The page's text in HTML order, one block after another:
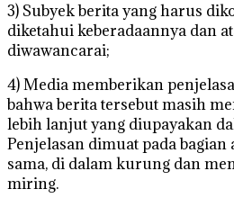
3) Subyek berita yang harus
diketahui keberadaannya dan
diwawancarai;
4) Media memberikan
bahwa berita tersebut masih
lebih lanjut yang diupayakan
Penjelasan dimuat pada
sama, di dalam kurung dan
miring.